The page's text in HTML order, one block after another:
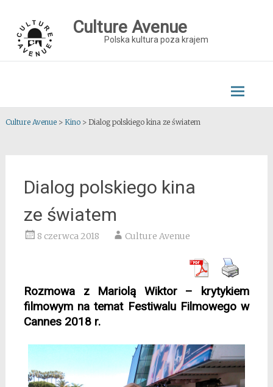
content
Culture Avenue
Polska kultura poza krajem
Culture Avenue> Kino> Dialog polskiego kina ze światem
Dialog polskiego kina
ze światem
8 czerwca 2018 Culture Avenue
Rozmowa z Mariolą Wiktor – krytykiem
filmowym na temat Festiwalu Filmowego w
Cannes 2018 r.